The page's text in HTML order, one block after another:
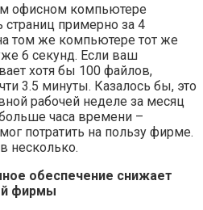
офисном компьютере
примерно за 4
том же компьютере тот же
6 секунд. Если ваш
хотя бы 100 файлов,
3.5 минуты. Казалось бы, это
рабочей неделе за месяц
часа времени –
потратить на пользу фирме.
несколько.
обеспечение снижает
фирмы